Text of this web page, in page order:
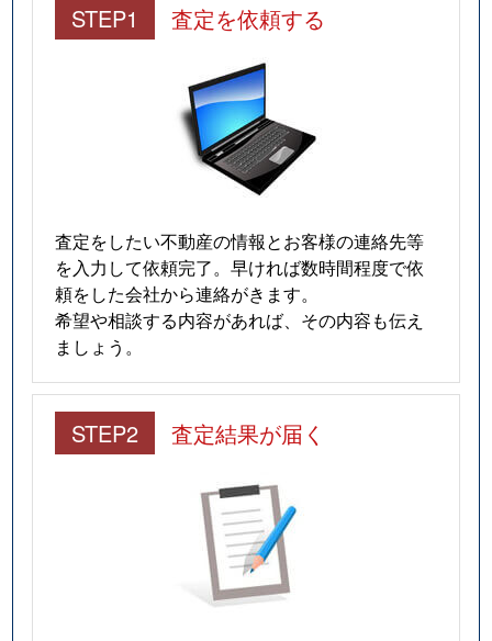
STEP1 査定を依頼する
査定をしたい不動産の情報とお客様の連絡先等
を入力して依頼完了。早ければ数時間程度で依
頼をした会社から連絡がきます。
希望や相談する内容があれば、その内容も伝え
ましょう。
STEP2 査定結果が届く